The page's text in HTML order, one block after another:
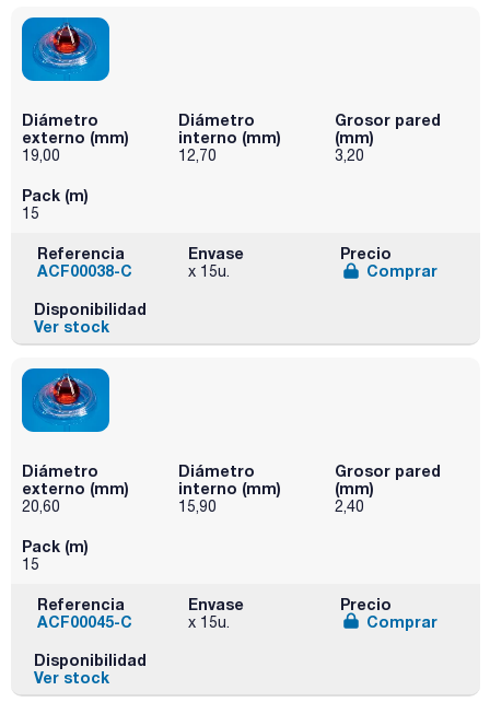
Diámetro
externo (mm)
19,00
Diámetro
interno (mm)
12,70
Grosor pared
(mm)
3,20
Pack (m)
15
Referencia
ACF00038-C
Envase
x 15u.
Precio
Comprar
Disponibilidad
Ver stock
Diámetro
externo (mm)
20,60
Diámetro
interno (mm)
15,90
Grosor pared
(mm)
2,40
Pack (m)
15
Referencia
ACF00045-C
Envase
x 15u.
Precio
Comprar
Disponibilidad
Ver stock